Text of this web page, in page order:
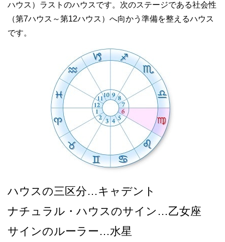
ハウス）ラストのハウスです。次のステージである社会性
（第7ハウス～第12ハウス）へ向かう準備を整えるハウス
です。
ハウスの三区分…キャデント
ナチュラル・ハウスのサイン…乙女座
サインのルーラー…水星